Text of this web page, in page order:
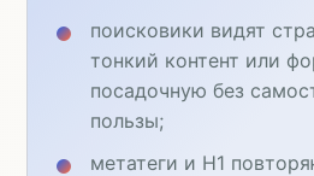
поисковики видят
тонкий контент или
посадочную без
пользы;
метатеги и H1